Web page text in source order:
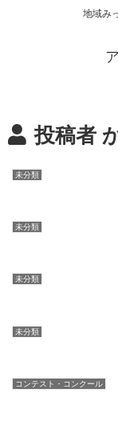
地域み
投稿者
未分類
未分類
未分類
未分類
コンテスト・コンクール